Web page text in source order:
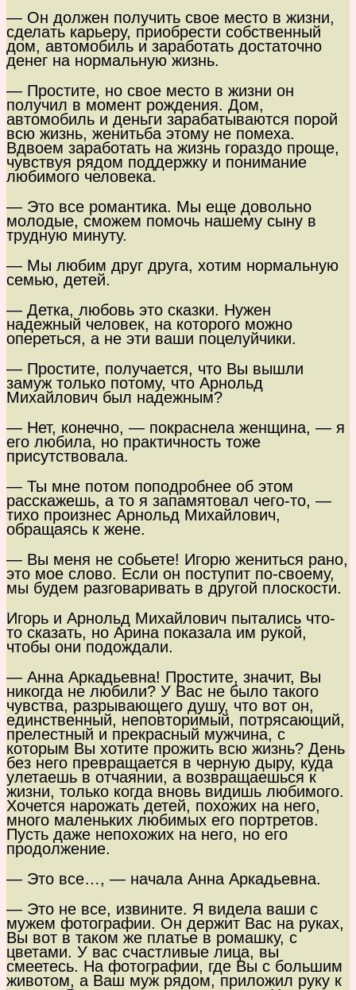
— Он должен получить свое место в жизни,
сделать карьеру, приобрести собственный
дом, автомобиль и заработать достаточно
денег на нормальную жизнь.
— Простите, но свое место в жизни он
получил в момент рождения. Дом,
автомобиль и деньги зарабатываются порой
всю жизнь, женитьба этому не помеха.
Вдвоем заработать на жизнь гораздо проще,
чувствуя рядом поддержку и понимание
любимого человека.
— Это все романтика. Мы еще довольно
молодые, сможем помочь нашему сыну в
трудную минуту.
— Мы любим друг друга, хотим нормальную
семью, детей.
— Детка, любовь это сказки. Нужен
надежный человек, на которого можно
опереться, а не эти ваши поцелуйчики.
— Простите, получается, что Вы вышли
замуж только потому, что Арнольд
Михайлович был надежным?
— Нет, конечно, — покраснела женщина, — я
его любила, но практичность тоже
присутствовала.
— Ты мне потом поподробнее об этом
расскажешь, а то я запамятовал чего-то, —
тихо произнес Арнольд Михайлович,
обращаясь к жене.
— Вы меня не собьете! Игорю жениться рано,
это мое слово. Если он поступит по-своему,
мы будем разговаривать в другой плоскости.
Игорь и Арнольд Михайлович пытались что-
то сказать, но Арина показала им рукой,
чтобы они подождали.
— Анна Аркадьевна! Простите, значит, Вы
никогда не любили? У Вас не было такого
чувства, разрывающего душу, что вот он,
единственный, неповторимый, потрясающий,
прелестный и прекрасный мужчина, с
которым Вы хотите прожить всю жизнь? День
без него превращается в черную дыру, куда
улетаешь в отчаянии, а возвращаешься к
жизни, только когда вновь видишь любимого.
Хочется нарожать детей, похожих на него,
много маленьких любимых его портретов.
Пусть даже непохожих на него, но его
продолжение.
— Это все…, — начала Анна Аркадьевна.
— Это не все, извините. Я видела ваши с
мужем фотографии. Он держит Вас на руках,
Вы вот в таком же платье в ромашку, с
цветами. У вас счастливые лица, вы
смеетесь. На фотографии, где Вы с большим
животом, а Ваш муж рядом, приложил руку к